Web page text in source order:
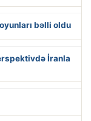
bəlli oldu
İranla